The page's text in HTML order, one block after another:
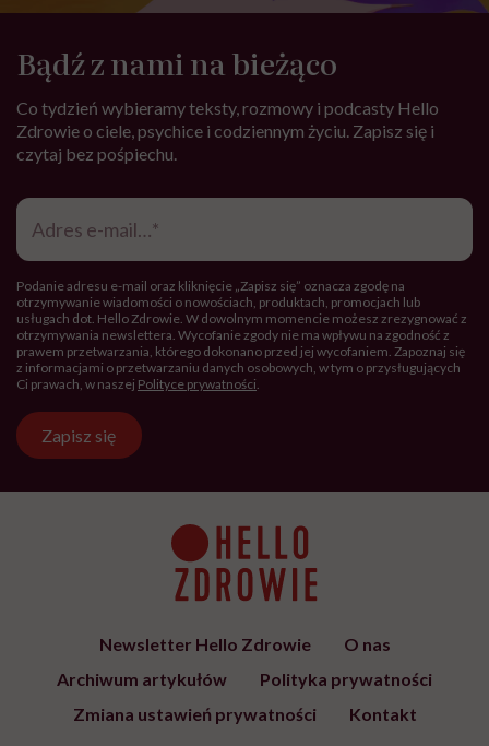
Bądź z nami na bieżąco
Co tydzień wybieramy teksty, rozmowy i podcasty Hello
Zdrowie o ciele, psychice i codziennym życiu. Zapisz się i
czytaj bez pośpiechu.
Adres
mail*
Podanie adresu e-mail oraz kliknięcie „Zapisz się” oznacza zgodę na
otrzymywanie wiadomości o nowościach, produktach, promocjach lub
usługach dot. Hello Zdrowie. W dowolnym momencie możesz zrezygnować z
otrzymywania newslettera. Wycofanie zgody nie ma wpływu na zgodność z
prawem przetwarzania, którego dokonano przed jej wycofaniem. Zapoznaj się
z informacjami o przetwarzaniu danych osobowych, w tym o przysługujących
Ci prawach, w naszej Polityce prywatności.
Zapisz się
Newsletter Hello Zdrowie
O nas
Archiwum artykułów
Polityka prywatności
Zmiana ustawień prywatności
Kontakt